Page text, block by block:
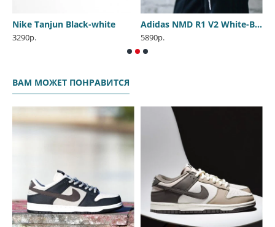
Nike Tanjun Black-white
3290р.
Adidas NMD R1 V2 White-Black
5890р.
ВАМ МОЖЕТ ПОНРАВИТСЯ